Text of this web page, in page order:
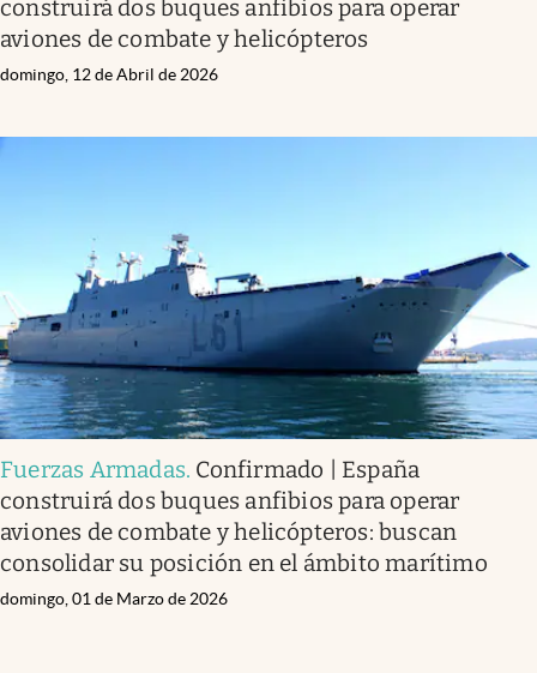
construirá dos buques anfibios para operar
aviones de combate y helicópteros
domingo, 12 de Abril de 2026
Fuerzas Armadas. Confirmado | España
construirá dos buques anfibios para operar
aviones de combate y helicópteros: buscan
consolidar su posición en el ámbito marítimo
domingo, 01 de Marzo de 2026